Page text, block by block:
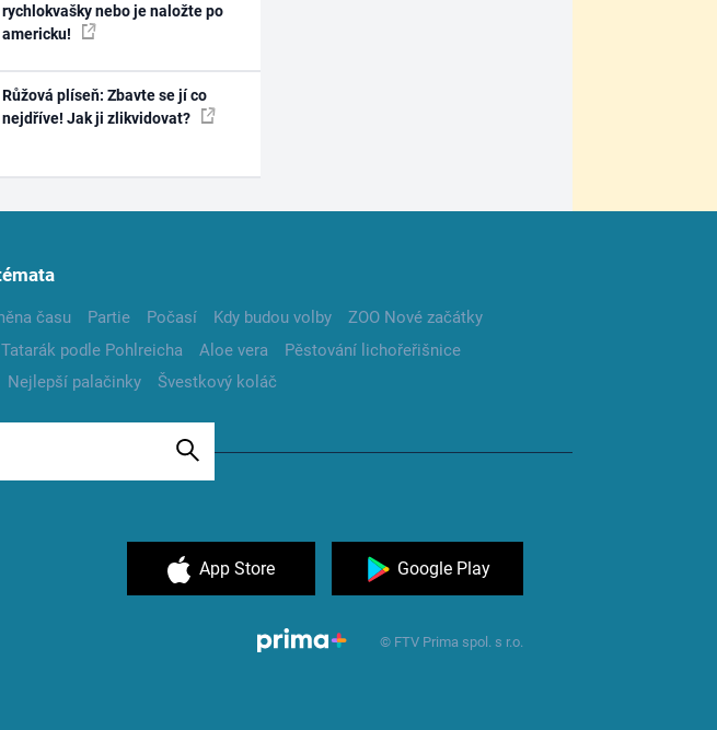
rychlokvašky nebo je naložte po
americku!
Růžová plíseň: Zbavte se jí co
nejdříve! Jak ji zlikvidovat?
času Partie Počasí Kdy budou volby
ZOO Nové začátky
Tatarák podle Pohlreicha Aloe vera
Pěstování lichořeřišnice
Nejlepší palačinky Švestkový koláč
App Store Google Play
© FTV Prima spol. s r.o.